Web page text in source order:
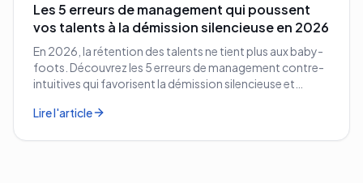
Les 5 erreurs de management qui poussent
vos talents à la démission silencieuse en 2026
En 2026, la rétention des talents ne tient plus aux baby-
foots. Découvrez les 5 erreurs de management contre-
intuitives qui favorisent la démission silencieuse et
Lire l'article